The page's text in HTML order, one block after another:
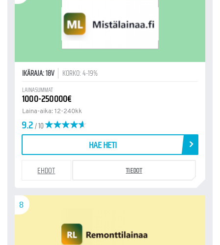
IKÄRAJA: 18V KORKO: 4-19%
LAINASUMMAT
1000-250000€
Laina-aika: 12-240kk
9.2/ 10
HAE HETI
EHDOT TIEDOT
8